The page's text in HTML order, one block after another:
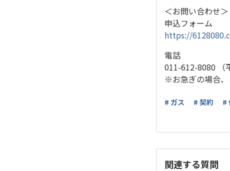
＜お問い合わせ＞
申込フォーム
https://
電話
011-612-8080 （
※お急ぎの場合、
# ガス # 契約 #
関連する質問